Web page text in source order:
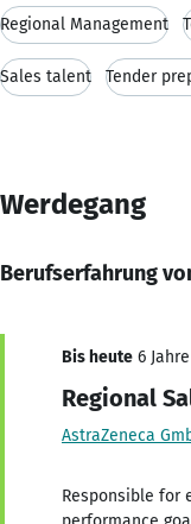
Regional Management
Sales talent Tender
Werdegang
Berufserfahrung
Bis heute 6
Regional
AstraZeneca
Responsible for